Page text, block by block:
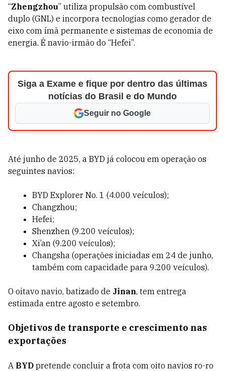
“Zhengzhou” utiliza propulsão com combustível
duplo (GNL) e incorpora tecnologias como gerador de
eixo com ímã permanente e sistemas de economia de
energia. É navio-irmão do “Hefei”.
Siga a Exame e fique por dentro das últimas
notícias do Brasil e do Mundo
Seguir no Google
Até junho de 2025, a BYD já colocou em operação os
seguintes navios:
BYD Explorer No. 1 (4.000 veículos);
Changzhou;
Hefei;
Shenzhen (9.200 veículos);
Xi’an (9.200 veículos);
Changsha (operações iniciadas em 24 de junho,
também com capacidade para 9.200 veículos).
O oitavo navio, batizado de Jinan, tem entrega
estimada entre agosto e setembro.
Objetivos de transporte e crescimento nas
exportações
A BYD pretende concluir a frota com oito navios ro-ro